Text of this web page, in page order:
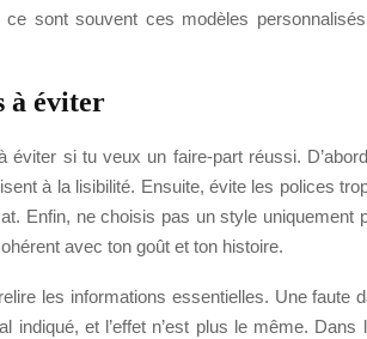
ce sont souvent ces modèles
à éviter
éviter si tu veux un faire-part réussi.
à la lisibilité. Ensuite, évite les polices
Enfin, ne choisis pas un style uniquement
avec ton goût et ton histoire.
les informations essentielles. Une faute
indiqué, et l’effet n’est plus le même. Dans